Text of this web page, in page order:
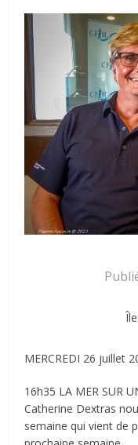
MERCREDI 26 juillet
16h35 LA MER SUR
Catherine Dextras
semaine qui vient de